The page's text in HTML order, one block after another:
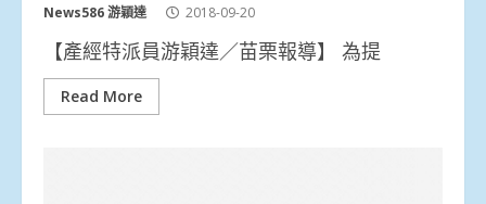
News586 游穎達 2018-09-20
【產經特派員游穎達／苗栗報導】 為提
Read More